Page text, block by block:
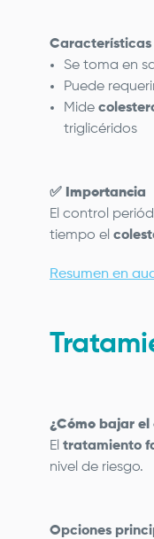
Características
Se toma en
Puede
Mide
triglicéridos
✅ Importancia
El control
tiempo el
Resumen en
¿Cómo bajar el
El tratamiento
nivel de riesgo.
Opciones